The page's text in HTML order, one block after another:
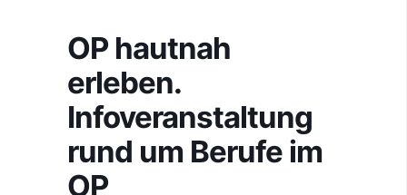
OP hautnah
erleben.
Infoveranstaltung
rund um Berufe im
OP